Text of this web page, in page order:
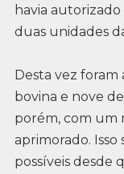
havia
duas unidades
Desta vez
bovina e nove
porém, com um
aprimorado. Isso
possíveis desde